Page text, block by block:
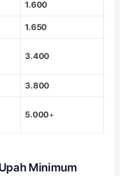
1.600
1.650
3.400
3.800
5.000+
Minimum